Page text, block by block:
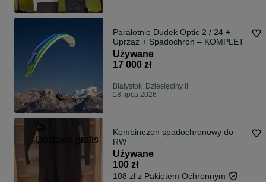
Paralotnie Dudek Optic 2 / 24 +
Uprząż + Spadochron – KOMPLET
Używane
17 000 zł
Białystok, Dziesięciny II
18 lipca 2026
Dostawa gratis
Kombinezon spadochronowy do
RW
Używane
100 zł
108 zł z Pakietem Ochronnym